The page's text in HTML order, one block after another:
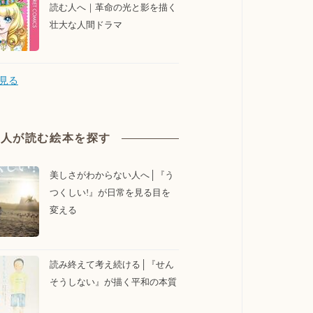
読む人へ｜革命の光と影を描く
壮大な人間ドラマ
る
が読む絵本を探す
美しさがわからない人へ│『う
つくしい!』が日常を見る目を
変える
読み終えて考え続ける│『せん
そうしない』が描く平和の本質